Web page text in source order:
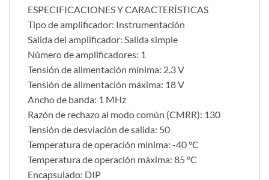
ESPECIFICACIONES Y CARACTERÍSTICAS
Tipo de amplificador: Instrumentación
Salida del amplificador: Salida simple
Número de amplificadores: 1
Tensión de alimentación mínima: 2.3 V
Tensión de alimentación máxima: 18 V
Ancho de banda: 1 MHz
Razón de rechazo al modo común (CMRR): 130
Tensión de desviación de salida: 50
Temperatura de operación mínima: -40 °C
Temperatura de operación máxima: 85 °C
Encapsulado: DIP